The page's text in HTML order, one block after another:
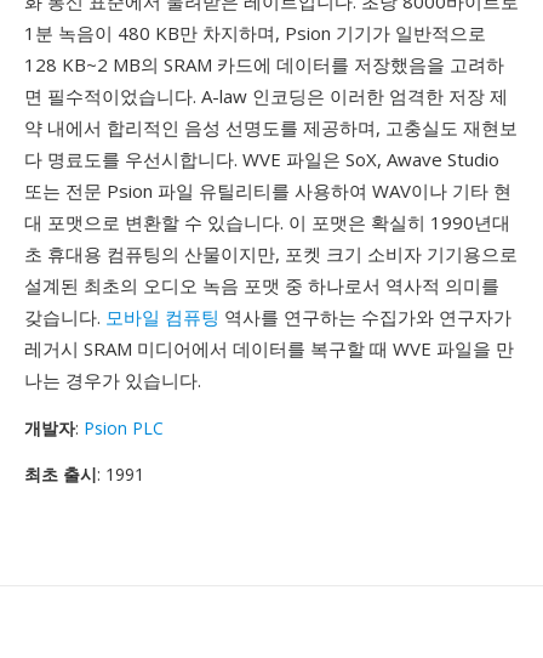
1분 녹음이 480 KB만 차지하며, Psion 기기가 일반적으로
128 KB~2 MB의 SRAM 카드에 데이터를 저장했음을 고려하
면 필수적이었습니다. A-law 인코딩은 이러한 엄격한 저장 제
약 내에서 합리적인 음성 선명도를 제공하며, 고충실도 재현보
다 명료도를 우선시합니다. WVE 파일은 SoX, Awave Studio
또는 전문 Psion 파일 유틸리티를 사용하여 WAV이나 기타 현
대 포맷으로 변환할 수 있습니다. 이 포맷은 확실히 1990년대
초 휴대용 컴퓨팅의 산물이지만, 포켓 크기 소비자 기기용으로
설계된 최초의 오디오 녹음 포맷 중 하나로서 역사적 의미를
갖습니다. 모바일 컴퓨팅 역사를 연구하는 수집가와 연구자가
레거시 SRAM 미디어에서 데이터를 복구할 때 WVE 파일을 만
나는 경우가 있습니다.
개발자: Psion PLC
최초 출시: 1991